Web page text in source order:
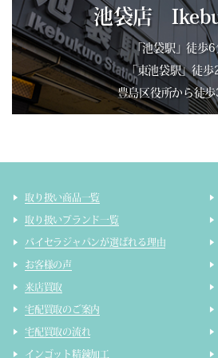
池袋店
「池袋駅」徒歩6
「東池袋駅」徒歩
豊島区役所から徒
取り扱い商品一覧
取り扱いブランド一覧
バイセラジャパンが選ばれる理由
お客様の声
来店買取
宅配買取のご案内
宅配買取の流れ
インゴット精錬加工